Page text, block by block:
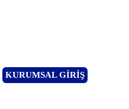
KURUMSAL GİRİŞ